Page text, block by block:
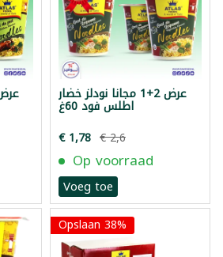
عرض 2+1 مجانا نودلز خضار
اطلس فود 60غ
€ 1,78 € 2,6
Op voorraad
Voeg toe
Opslaan 38%